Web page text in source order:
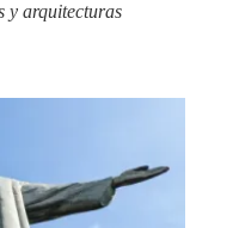
y arquitecturas